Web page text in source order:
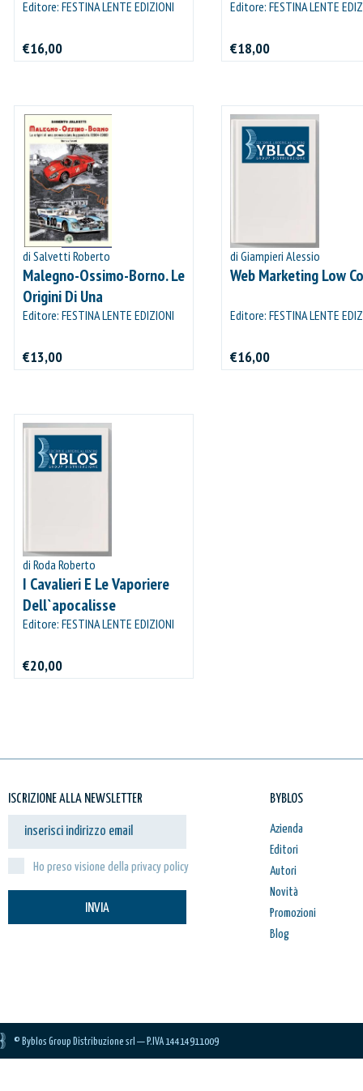
Editore: FESTINA LENTE EDIZIONI
€16,00
Editore: FESTINA LENTE
€18,00
di Salvetti Roberto
Malegno-Ossimo-Borno. Le
Origini Di Una
Cronoscalata Leggendaria
Editore: FESTINA LENTE EDIZIONI
€13,00
di Giampieri Alessio
Web Marketing Low
Editore: FESTINA LENTE
€16,00
di Roda Roberto
I Cavalieri E Le Vaporiere
Dell`apocalisse
Editore: FESTINA LENTE EDIZIONI
€20,00
IL MIO CARRELLO
stai aggiungendo questo articolo:
CONTINUA GLI ACQUISTI
ISCRIZIONE ALLA NEWSLETTER
Ho preso visione della privacy policy
INVIA
BYBLOS
Azienda
Editori
Autori
Novità
Promozioni
Blog
© Byblos Group Distribuzione srl — P.IVA 14414911009